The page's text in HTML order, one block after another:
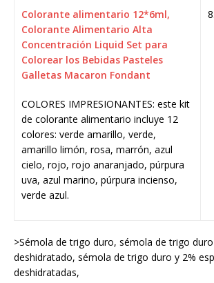
Colorante alimentario 12*6ml,
Colorante Alimentario Alta
Concentración Liquid Set para
Colorear los Bebidas Pasteles
Galletas Macaron Fondant
COLORES IMPRESIONANTES: este kit
de colorante alimentario incluye 12
colores: verde amarillo, verde,
amarillo limón, rosa, marrón, azul
cielo, rojo, rojo anaranjado, púrpura
uva, azul marino, púrpura incienso,
verde azul.
>Sémola de trigo duro, sémola de trigo
deshidratado, sémola de trigo duro y 2%
deshidratadas,